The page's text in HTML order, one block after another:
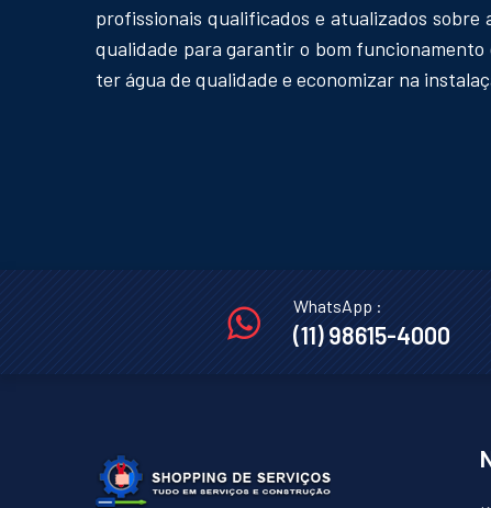
profissionais qualificados e atualizados sobre
qualidade para garantir o bom funcionamento
ter água de qualidade e economizar na
WhatsApp :
(11) 98615-4000